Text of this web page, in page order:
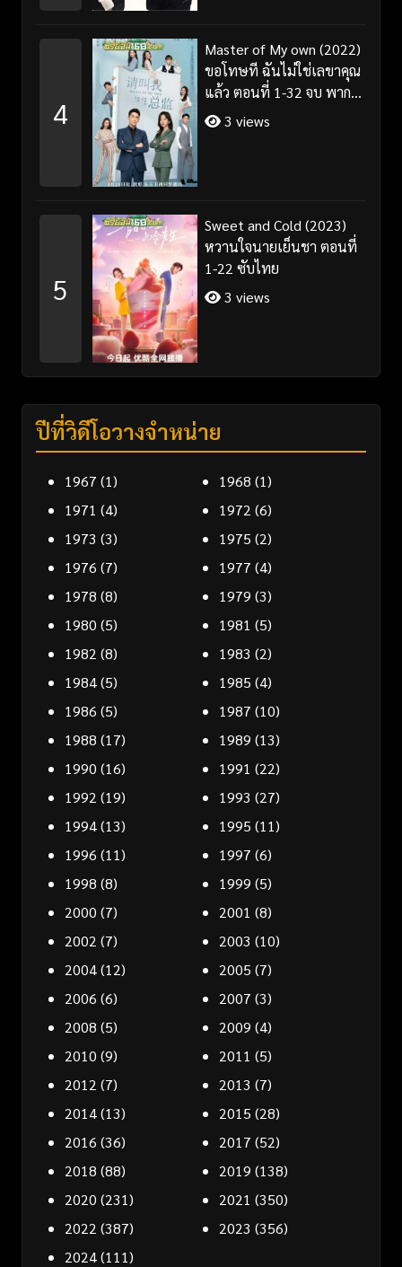
4
Master of My own (2022)
ขอโทษที ฉันไม่ใช่เลขาคุณ
แล้ว ตอนที่ 1-32 จบ พากย์
ไทย/ซับไทย
3 views
5
Sweet and Cold (2023)
หวานใจนายเย็นชา ตอนที่
1-22 ซับไทย
3 views
ปีที่วิดีโอวางจำหน่าย
1967 (1) 1968 (1)
1971 (4) 1972 (6)
1973 (3) 1975 (2)
1976 (7) 1977 (4)
1978 (8) 1979 (3)
1980 (5) 1981 (5)
1982 (8) 1983 (2)
1984(5) 1985 (4)
1986 (5) 1987 (10)
1988 (17) 1989 (13)
1990 (16) 1991 (22)
1992 (19) 1993 (27)
1994(13) 1995 (11)
1996 (11) 1997 (6)
1998 (8) 1999 (5)
2000 (7) 2001 (8)
2002 (7) 2003 (10)
2004(12) 2005 (7)
2006 (6) 2007 (3)
2008 (5) 2009 (4)
2010 (9) 2011 (5)
2012 (7) 2013 (7)
2014(13) 2015 (28)
2016 (36) 2017 (52)
2018 (88) 2019 (138)
2020 (231) 2021 (350)
2022 (387) 2023 (356)
2024(111)